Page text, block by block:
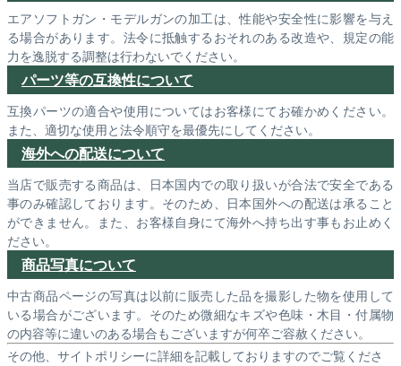
エアソフトガン・モデルガンの加工は、性能や安全性に影響を与え
る場合があります。法令に抵触するおそれのある改造や、規定の能
力を逸脱する調整は行わないでください。
パーツ等の互換性について
互換パーツの適合や使用についてはお客様にてお確かめください。
また、適切な使用と法令順守を最優先にしてください。
海外への配送について
当店で販売する商品は、日本国内での取り扱いが合法で安全である
事のみ確認しております。そのため、日本国外への配送は承ること
ができません。また、お客様自身にて海外へ持ち出す事もお止めく
ださい。
商品写真について
中古商品ページの写真は以前に販売した品を撮影した物を使用して
いる場合がございます。そのため微細なキズや色味・木目・付属物
の内容等に違いのある場合もございますが何卒ご容赦ください。
その他、サイトポリシーに詳細を記載しておりますのでご覧くださ